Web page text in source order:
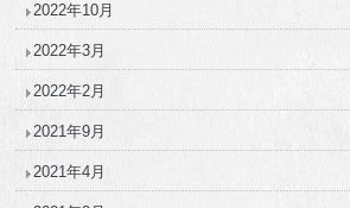
2022年10月
2022年3月
2022年2月
2021年9月
2021年4月